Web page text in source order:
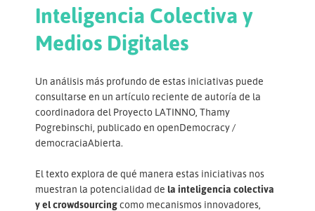
Inteligencia Colectiva y
Medios Digitales
Un análisis más profundo de estas iniciativas puede
consultarse en un artículo reciente de autoría de la
coordinadora del Proyecto LATINNO, Thamy
Pogrebinschi, publicado en openDemocracy /
democraciaAbierta.
El texto explora de qué manera estas iniciativas nos
muestran la potencialidad de la inteligencia colectiva
y el crowdsourcingcomo mecanismos innovadores,